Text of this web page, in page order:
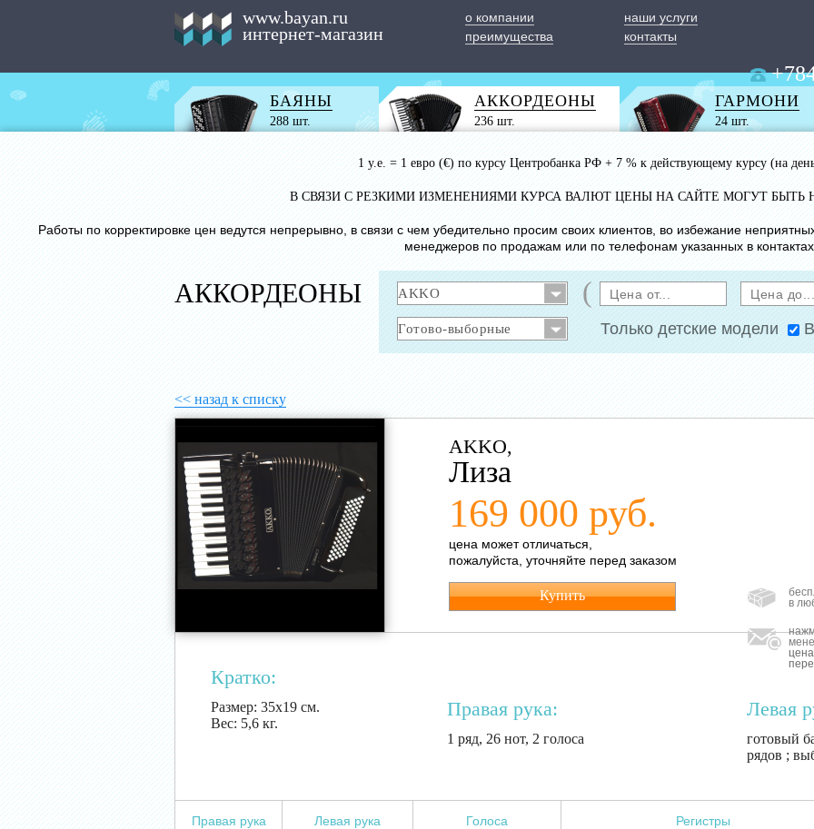
www.bayan.ru
интернет-магазин
о компании
наши услуги
преимущества
контакты
БАЯНЫ
288 шт.
АККОРДЕОНЫ
236 шт.
ГАРМОНИ
24 шт.
1 у.е. = 1 евро (€) по курсу Центробанка РФ + 7 % к действующему курсу (на
В СВЯЗИ С РЕЗКИМИ ИЗМЕНЕНИЯМИ КУРСА ВАЛЮТ ЦЕНЫ НА САЙТЕ МОГУТ БЫТЬ
Работы по корректировке цен ведутся непрерывно, в связи с чем убедительно просим своих клиентов, во избежание
менеджеров по продажам или по телефонам указанных в
АККОРДЕОНЫ (
Только детские модели
<< назад к списку
AKKO,
Лиза
169 000 руб.
цена может отличаться,
пожалуйста, уточняйте перед заказом
Купить
в
Кратко:
Размер: 35х19 см.
Вес: 5,6 кг.
Правая рука:
1 ряд, 26 нот, 2 голоса
Левая
готовый
рядов ;
Правая рука Левая рука Голоса Регистры